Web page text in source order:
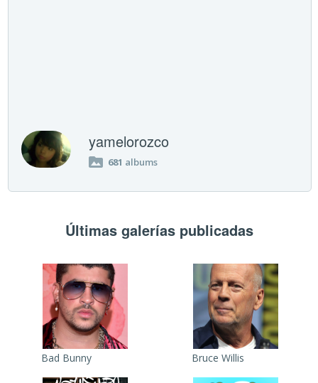
yamelorozco
681 albums
Últimas galerías publicadas
Bad Bunny Bruce Willis